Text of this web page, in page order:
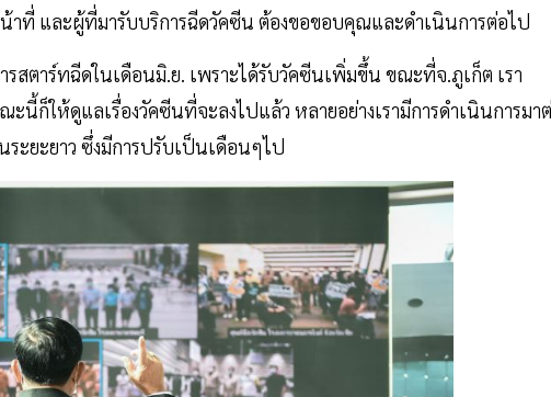
น้าที่ และผู้ที่มารับบริการฉีดวัคซีน ต้องขอขอบคุณและดำเนินการต่อไป
ตาร์ทฉีดในเดือนมิ.ย. เพราะได้รับวัคซีนเพิ่มขึ้น ขณะที่จ.ภูเก็ต เรา
ะนี้ก็ให้ดูแลเรื่องวัคซีนที่จะลงไปแล้ว หลายอย่างเรามีการดำเนินการมา
ะยะยาว ซึ่งมีการปรับเป็นเดือนๆไป